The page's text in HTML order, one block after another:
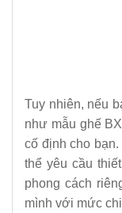
Tuy nhiên, nếu
như mẫu ghế
cố định cho
thể yêu cầu
phong cách
mình với mức